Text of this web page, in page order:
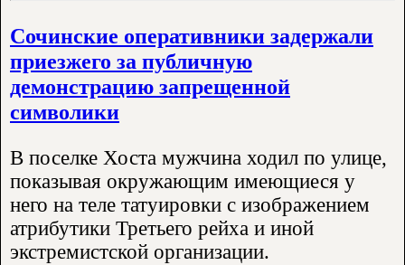
Сочинские оперативники задержали
приезжего за публичную
демонстрацию запрещенной
символики
В поселке Хоста мужчина ходил по улице,
показывая окружающим имеющиеся у
него на теле татуировки с изображением
атрибутики Третьего рейха и иной
экстремистской организации.